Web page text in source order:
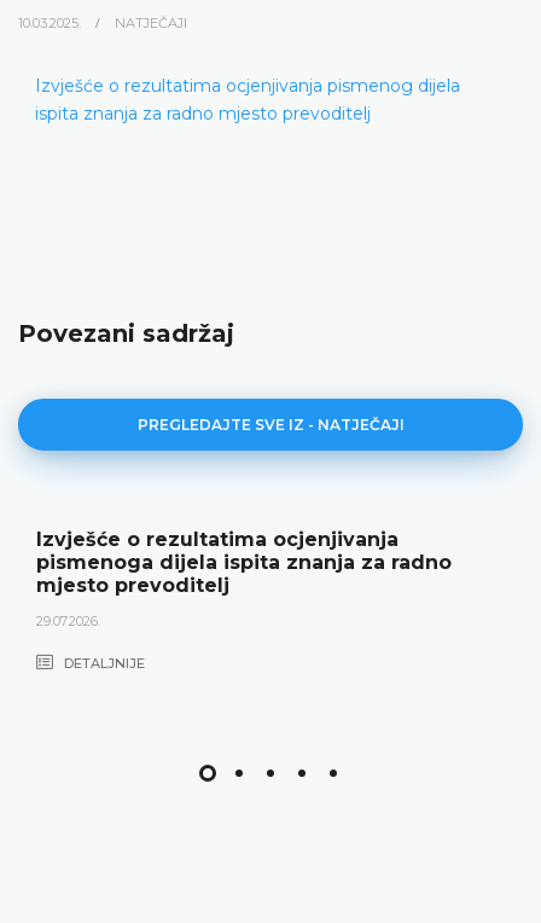
10.03.2025. NATJEČAJI
Izvješće o rezultatima ocjenjivanja pismenog dijela
ispita znanja za radno mjesto prevoditelj
Povezani sadržaj
PREGLEDAJTE SVE IZ - NATJEČAJI
Izvješće o rezultatima ocjenjivanja
pismenoga dijela ispita znanja za radno
mjesto prevoditelj
29.07.2026.
DETALJNIJE